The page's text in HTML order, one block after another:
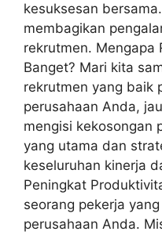
kesuksesan
membagikan
rekrutmen. Mengapa
Banget? Mari kita
rekrutmen yang baik
perusahaan Anda,
mengisi kekosongan
yang utama dan
keseluruhan kinerja
Peningkat
seorang pekerja
perusahaan Anda.